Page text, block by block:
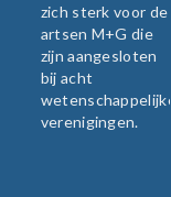
zich sterk voor de
artsen M+G die
zijn aangesloten
bij acht
wetenschappelijke
verenigingen.